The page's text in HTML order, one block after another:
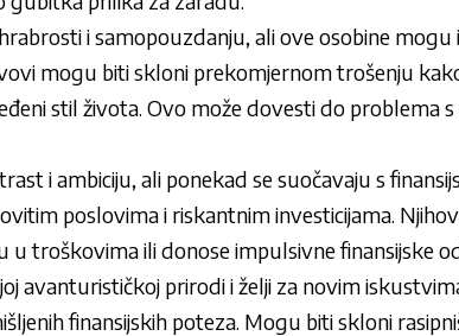
i samopouzdanju, ali ove osobine
mogu biti skloni prekomjernom trošenju
stil života. Ovo može dovesti do problema
i ambiciju, ali ponekad se suočavaju s
poslovima i riskantnim investicijama.
u troškovima ili donose impulsivne finansijske
avanturističkoj prirodi i želji za novim
finansijskih poteza. Mogu biti skloni